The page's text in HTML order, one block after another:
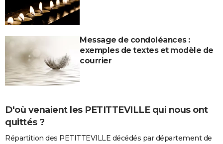
Message de condoléances :
exemples de textes et modèle de
courrier
D'où venaient les PETITTEVILLE qui nous ont
quittés ?
Répartition des PETITTEVILLE décédés par département de